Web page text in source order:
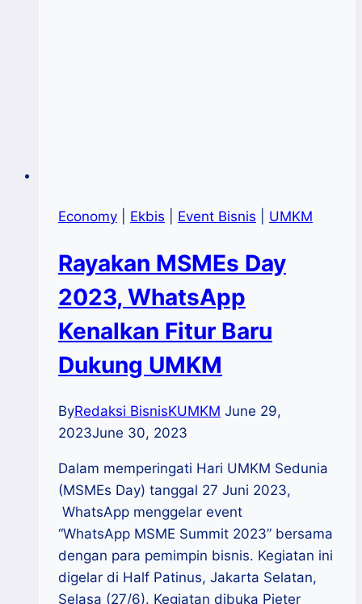
Economy Ekbis Event Bisnis UMKM
Rayakan MSMEs Day
2023, WhatsApp
Kenalkan Fitur Baru
Dukung UMKM
ByRedaksi BisnisKUMKM June 29,
2023June 30, 2023
Dalam memperingati Hari UMKM Sedunia
(MSMEs Day) tanggal 27 Juni 2023,
WhatsApp menggelar event
“WhatsApp MSME Summit 2023” bersama
dengan para pemimpin bisnis. Kegiatan ini
digelar di Half Patinus, Jakarta Selatan,
Selasa (27/6). Kegiatan dibuka Pieter